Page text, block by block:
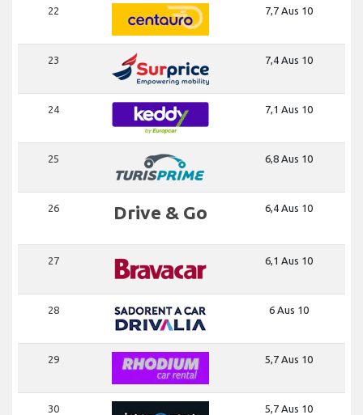
22 7,7 Aus 10
23 7,4 Aus 10
24 7,1 Aus 10
25 6,8 Aus 10
26 Drive & Go 6,4 Aus 10
27 6,1 Aus 10
28 6 Aus 10
29 5,7 Aus 10
30 5,7 Aus 10